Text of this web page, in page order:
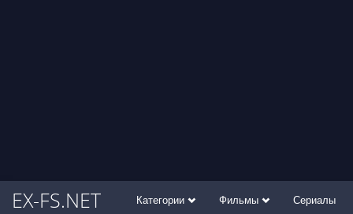
EX-FS.NET Категории Фильмы Сериалы